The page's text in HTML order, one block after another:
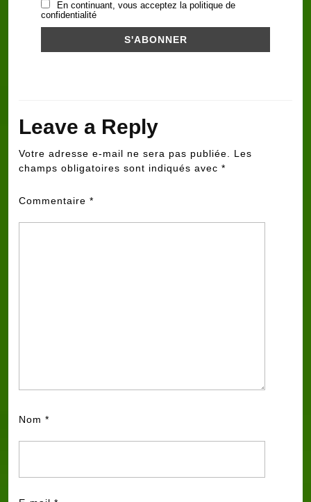
En continuant, vous acceptez la politique de
confidentialité
Leave a Reply
Votre adresse e-mail ne sera pas publiée. Les
champs obligatoires sont indiqués avec *
Commentaire *
Nom *